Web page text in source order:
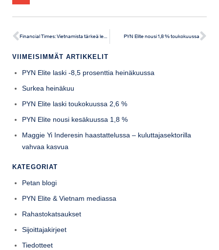
Financial Times: Vietnamista tärkeä lenkki toimitusketjuissa PYN Elite nousi 1,8 % toukokuussa
VIIMEISIMMÄT ARTIKKELIT
PYN Elite laski -8,5 prosenttia heinäkuussa
Surkea heinäkuu
PYN Elite laski toukokuussa 2,6 %
PYN Elite nousi kesäkuussa 1,8 %
Maggie Yi Inderesin haastattelussa – kuluttajasektorilla
vahvaa kasvua
KATEGORIAT
Petan blogi
PYN Elite & Vietnam mediassa
Rahastokatsaukset
Sijoittajakirjeet
Tiedotteet